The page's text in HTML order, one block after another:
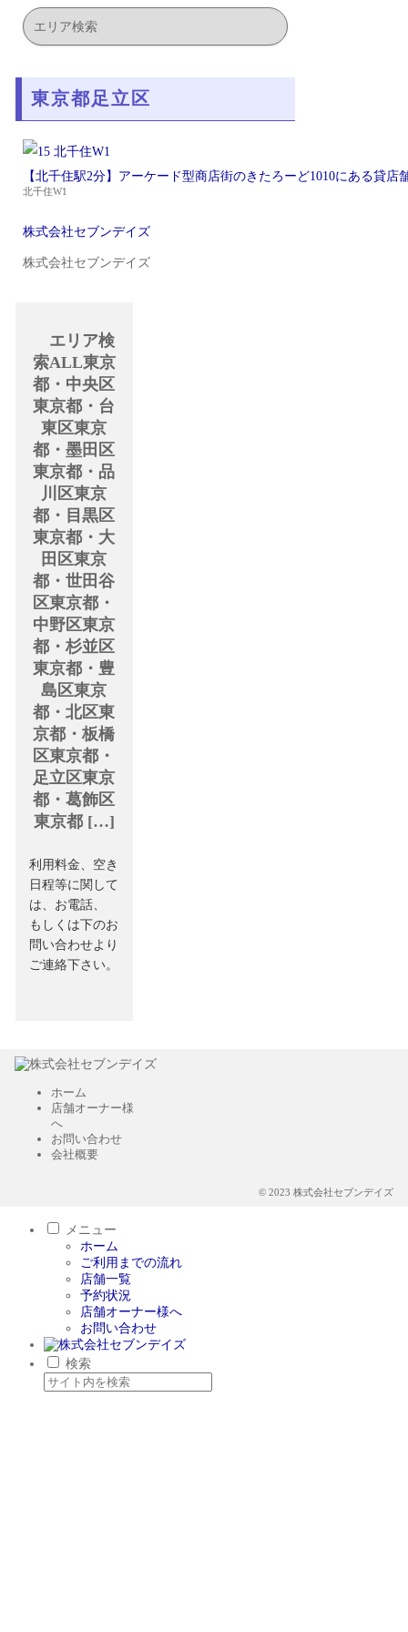
東京都足立区
【北千住駅2分】アーケード型商店街のきたろーど1010にある貸店
北千住W1
株式会社セブンデイズ
株式会社セブンデイズ
エリア検
索ALL東京
都・中央区
東京都・台
東区東京
都・墨田区
東京都・品
川区東京
都・目黒区
東京都・大
田区東京
都・世田谷
区東京都・
中野区東京
都・杉並区
東京都・豊
島区東京
都・北区東
京都・板橋
区東京都・
足立区東京
都・葛飾区
東京都 […]
利用料金、空き
日程等に関して
は、お電話、
もしくは下のお
問い合わせより
ご連絡下さい。
ホーム
店舗オーナー様
へ
お問い合わせ
会社概要
© 2023 株式会社セブンデイズ
メニュー
ホーム
ご利用までの流れ
店舗一覧
予約状況
店舗オーナー様へ
お問い合わせ
検索